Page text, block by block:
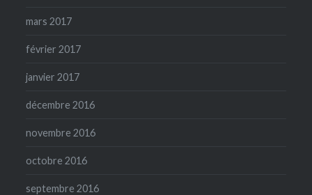
mars 2017
février 2017
janvier 2017
décembre 2016
novembre 2016
octobre 2016
septembre 2016